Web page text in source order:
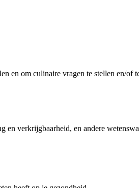
en om culinaire vragen te stellen en/of
en verkrijgbaarheid, en andere